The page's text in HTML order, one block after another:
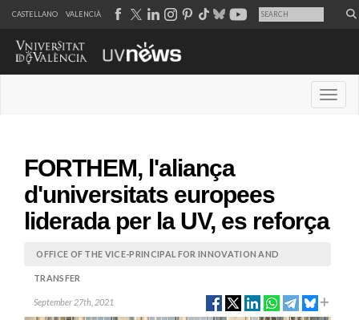
CASTELLANO VALENCIÀ
FORTHEM, l'aliança
d'universitats europees
liderada per la UV, es reforça
OFFICE OF THE VICE-PRINCIPAL FOR INNOVATION AND
TRANSFER
September 27th, 2021